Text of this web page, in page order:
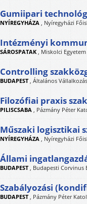
Gumiipari
NYÍREGYHÁZA , Nyíregyházi
Intézményi
SÁROSPATAK, Miskolci
Controlling
BUDAPEST, Általános
Filozófiai praxis
PILISCSABA , Pázmány Péter
Műszaki logisztikai
NYÍREGYHÁZA , Nyíregyházi
Állami
BUDAPEST, Budapesti Corvinus
Szabályozási
BUDAPEST, Pázmány Péter